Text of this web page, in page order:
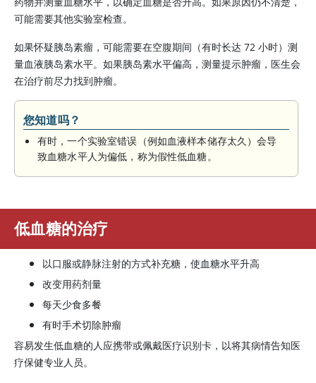
可能需要其他实验室检查。
如果怀疑胰岛素瘤，可能需要在空腹期间（有时长达 72 小时）测
量血液胰岛素水平。如果胰岛素水平偏高，测量提示肿瘤，医生会
在治疗前尽力找到肿瘤。
您知道吗？
有时，一个实验室错误（例如血液样本储存太久）会导
致血糖水平人为偏低，称为假性低血糖。
低血糖的治疗
以口服或静脉注射的方式补充糖，使血糖水平升高
改变用药剂量
每天少食多餐
有时手术切除肿瘤
容易发生低血糖的人应携带或佩戴医疗识别卡，以将其病情告知医
疗保健专业人员。